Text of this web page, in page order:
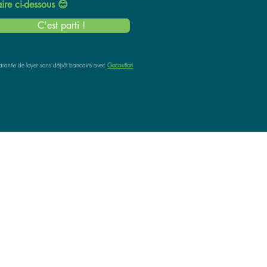
ci-dessous 😊
C'est parti !
de loyer sans dépôt bancaireavecGocaution